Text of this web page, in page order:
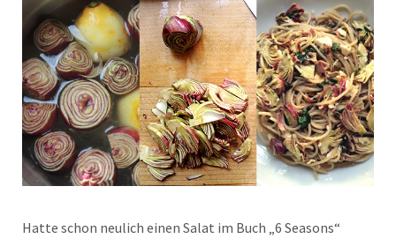
Hatte schon neulich einen Salat im Buch „6 Seasons“